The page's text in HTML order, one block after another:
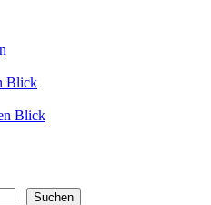
Blick
Blick